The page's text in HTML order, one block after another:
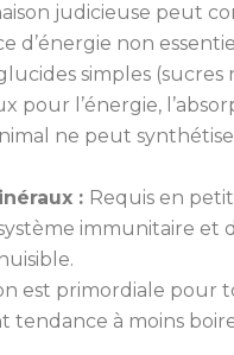
judicieuse peut
d’énergie non
simples (sucres
pour l’énergie,
ne peut
: Requis en
immunitaire
est primordiale pour
tendance à moins